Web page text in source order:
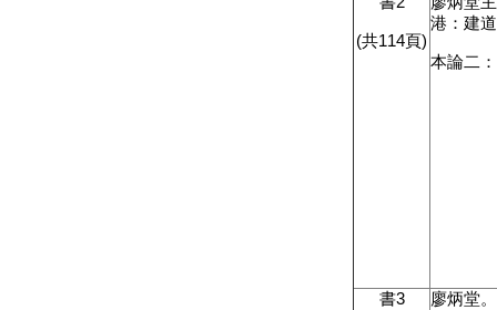
(共114頁)
港：建
本論二
書3
廖炳堂